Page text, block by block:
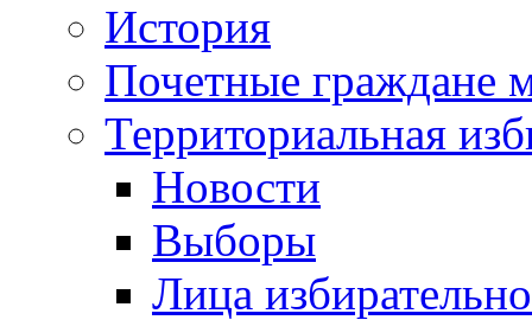
История
Почетные граждане
Территориальная
Новости
Выборы
Лица